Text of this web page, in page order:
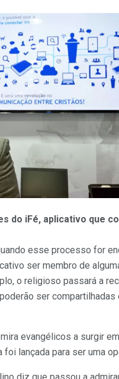
do iFé, aplicativo que
esse processo for
ser membro de
o religioso passará a
ser
evangélicos a surgir
lançada para ser uma